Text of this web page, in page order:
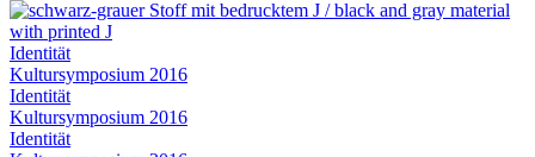
Identität
Kultursymposium 2016
Identität
Kultursymposium 2016
Identität